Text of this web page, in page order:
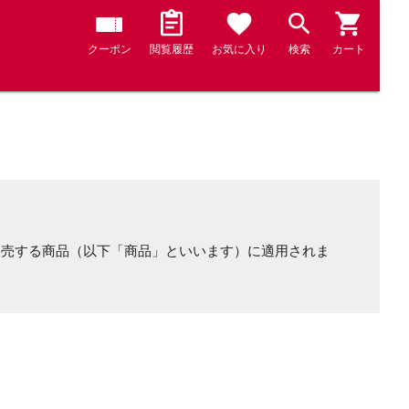
クーポン 閲覧履歴 お気に入り 検索 カート
する商品（以下「商品」といいます）に適用されま